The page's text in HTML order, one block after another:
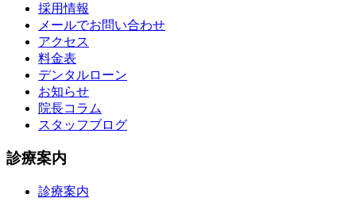
採用情報
メールでお問い合わせ
アクセス
料金表
デンタルローン
お知らせ
院長コラム
スタッフブログ
診療案内
診療案内